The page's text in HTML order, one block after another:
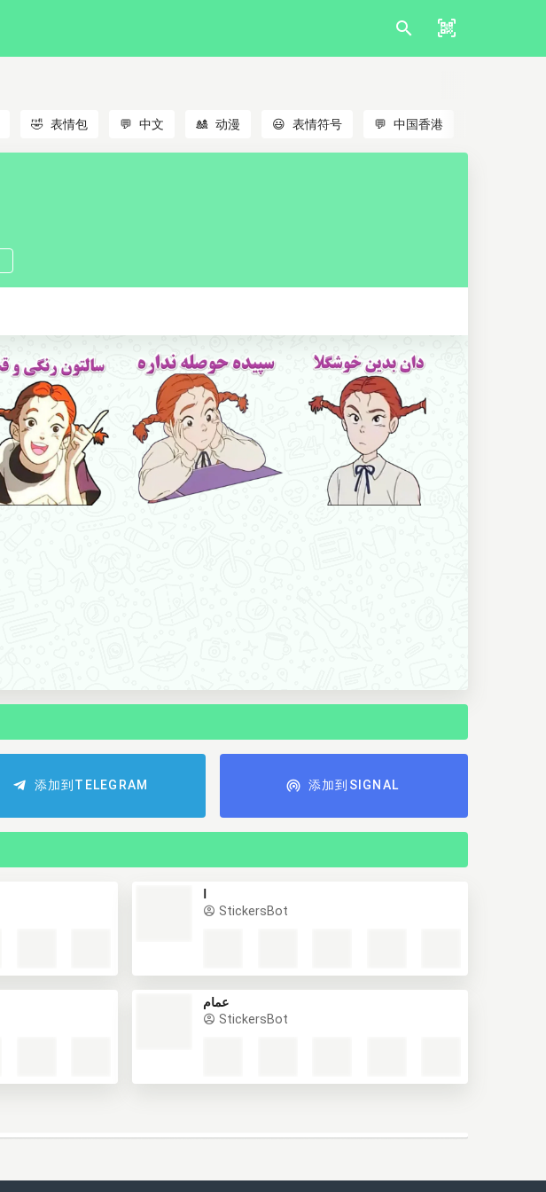
🤣 表情包 💬 中文 🎎 动漫 😃 表情符号 💬 中国香港
添加到TELEGRAM 添加到SIGNAL
StickersBot
عمام
StickersBot